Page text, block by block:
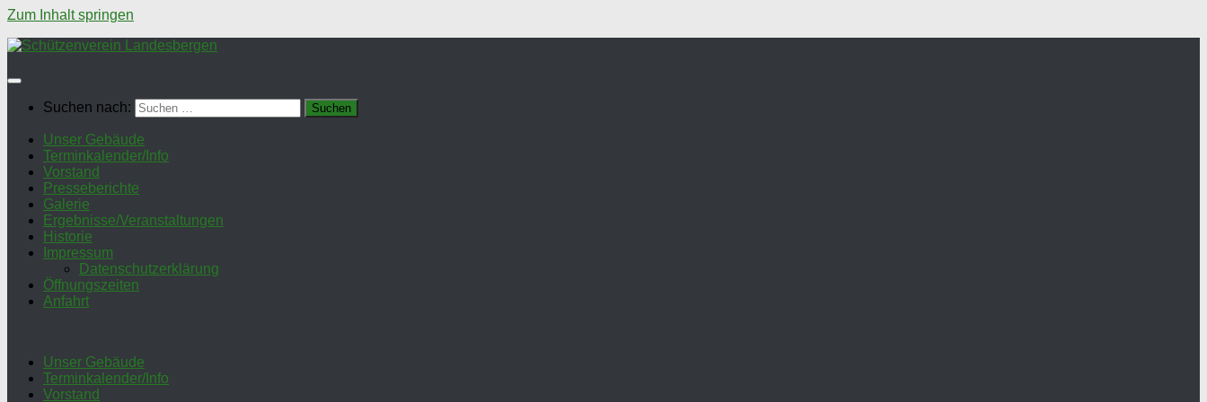
Zum Inhalt springen
Suchen nach:
Unser Gebäude
Terminkalender/Info
Vorstand
Presseberichte
Galerie
Ergebnisse/Veranstaltungen
Historie
Impressum
Datenschutzerklärung
Öffnungszeiten
Anfahrt
Unser Gebäude
Terminkalender/Info
Vorstand